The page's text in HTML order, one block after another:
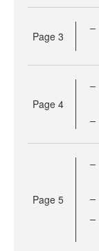
Page 3
Page 4
Page 5